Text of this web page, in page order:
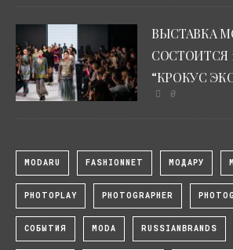
ВЫСТАВКА
СОСТОИТСЯ
“КРОКУС
0
MODARU FASHIONNET МОДАРУ
PHOTOPLAY PHOTOGRAPHER
СОБЫТИЯ MODA RUSSIANBRANDS